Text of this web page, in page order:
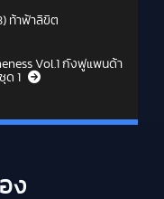
ท้าฟ้าลิขิต
Vol.1 กังฟูแพนด้า
ด 1
ง